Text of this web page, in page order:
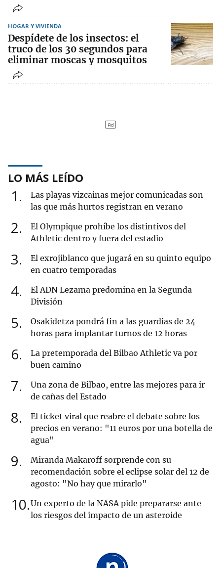
HOGAR Y VIVIENDA
Despídete de los insectos: el
truco de los 30 segundos para
eliminar moscas y mosquitos
LO MÁS LEÍDO
1
Las playas vizcainas mejor comunicadas son
las que más hurtos registran en verano
2
El Olympique prohíbe los distintivos del
Athletic dentro y fuera del estadio
3
El exrojiblanco que jugará en su quinto equipo
en cuatro temporadas
4
El ADN Lezama predomina en la Segunda
División
5
Osakidetza pondrá fin a las guardias de 24
horas para implantar turnos de 12 horas
6
La pretemporada del Bilbao Athletic va por
buen camino
7
Una zona de Bilbao, entre las mejores para ir
de cañas del Estado
8
El ticket viral que reabre el debate sobre los
precios en verano: "11 euros por una botella de
agua"
9
Miranda Makaroff sorprende con su
recomendación sobre el eclipse solar del 12 de
agosto: "No hay que mirarlo"
10 Un experto de la NASA pide prepararse ante
los riesgos del impacto de un asteroide